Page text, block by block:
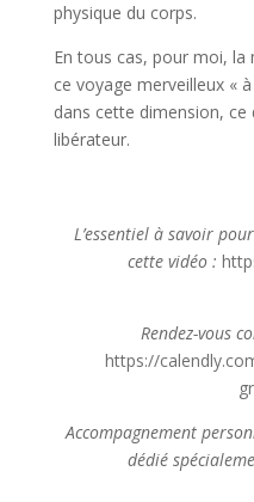
physique du corps.
En tous cas, pour moi, la
ce voyage merveilleux «
dans cette dimension,
libérateur.
L’essentiel à savoir
cette vidéo :
Rendez-vous
https://
Accompagnement
dédié